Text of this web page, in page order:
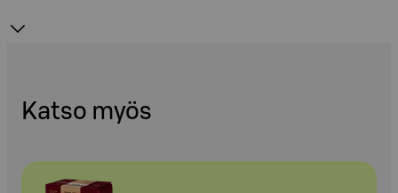
Katso myös